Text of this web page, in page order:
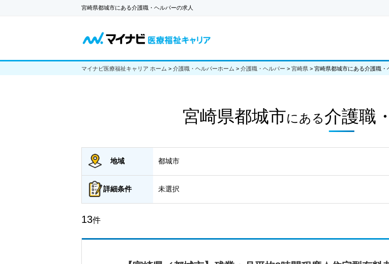
宮崎県都城市にある介護職・ヘルパーの求人
マイナビ医療福祉キャリア ホーム > 介護職・ヘルパーホーム > 介護職・ヘルパー > 宮崎県 > 宮崎県都城市にある介護職・
宮崎県都城市にある介護職
地域 都城市
詳細条件 未選択
13件